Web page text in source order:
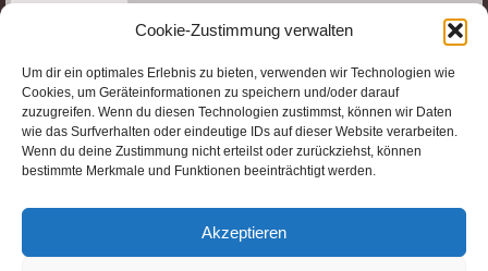
Cookie-Zustimmung verwalten
Um dir ein optimales Erlebnis zu bieten, verwenden wir Technologien wie
Cookies, um Geräteinformationen zu speichern und/oder darauf
zuzugreifen. Wenn du diesen Technologien zustimmst, können wir Daten
wie das Surfverhalten oder eindeutige IDs auf dieser Website verarbeiten.
Wenn du deine Zustimmung nicht erteilst oder zurückziehst, können
bestimmte Merkmale und Funktionen beeinträchtigt werden.
Akzeptieren
Kontakt
Bernd
Fischer
Email: